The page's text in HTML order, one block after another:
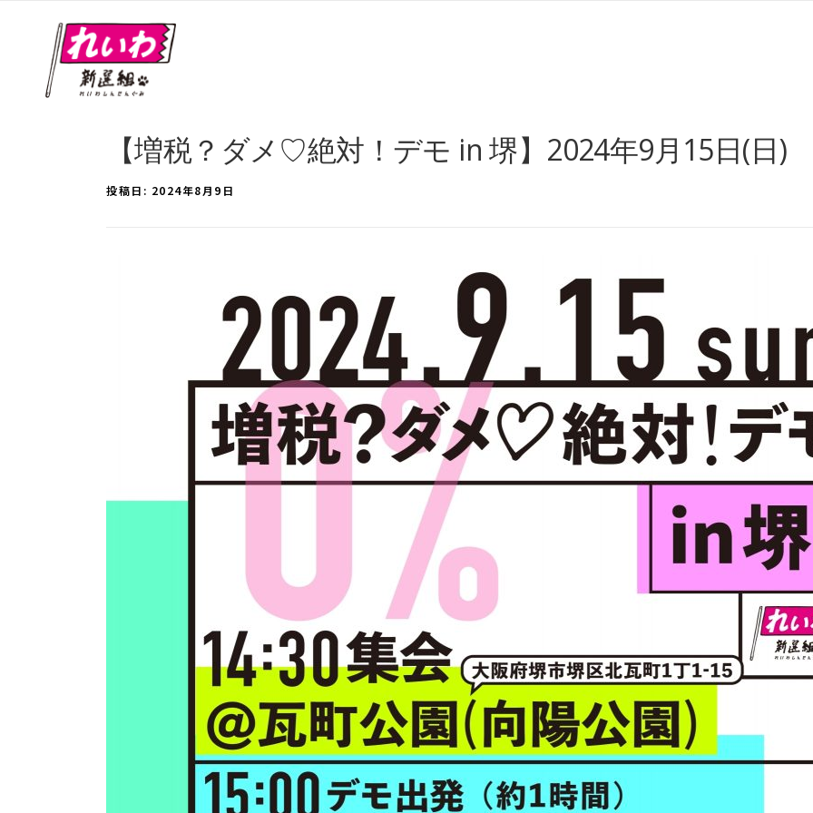
【増税？ダメ♡絶対！デモ in 堺】2024年9月15日(日)
投稿日: 2024年8月9日